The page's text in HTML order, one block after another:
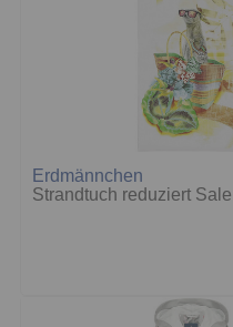
Erdmännchen
Strandtuch reduziert Sale